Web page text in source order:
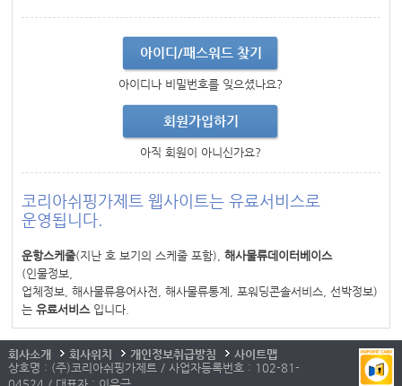
아이디/패스워드 찾기
아이디나 비밀번호를 잊으셨나요?
회원가입하기
아직 회원이 아니신가요?
코리아쉬핑가제트 웹사이트는 유료서비스로
운영됩니다.
운항스케줄(지난 호 보기의 스케줄 포함),해사물류데이터베이스
(인물정보,
업체정보, 해사물류용어사전, 해사물류통계, 포워딩콘솔서비스, 선박정보)
는유료서비스입니다.
회사소개 회사위치 개인정보취급방침
사이트맵
상호명 : (주)코리아쉬핑가제트 / 사업자등록번호 : 102-81-